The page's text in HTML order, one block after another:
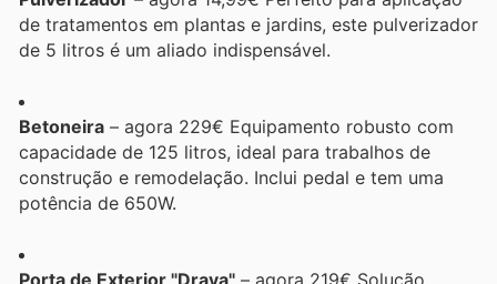
de tratamentos em plantas e jardins, este pulverizador
de 5 litros é um aliado indispensável.
Betoneira – agora 229€ Equipamento robusto com
capacidade de 125 litros, ideal para trabalhos de
construção e remodelação. Inclui pedal e tem uma
potência de 650W.